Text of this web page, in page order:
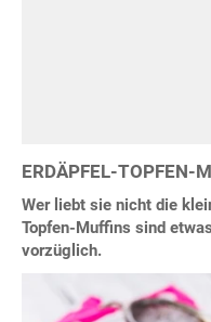
ERDÄPFEL-TOPFEN-
Wer liebt sie nicht die
Topfen-Muffins sind
vorzüglich.